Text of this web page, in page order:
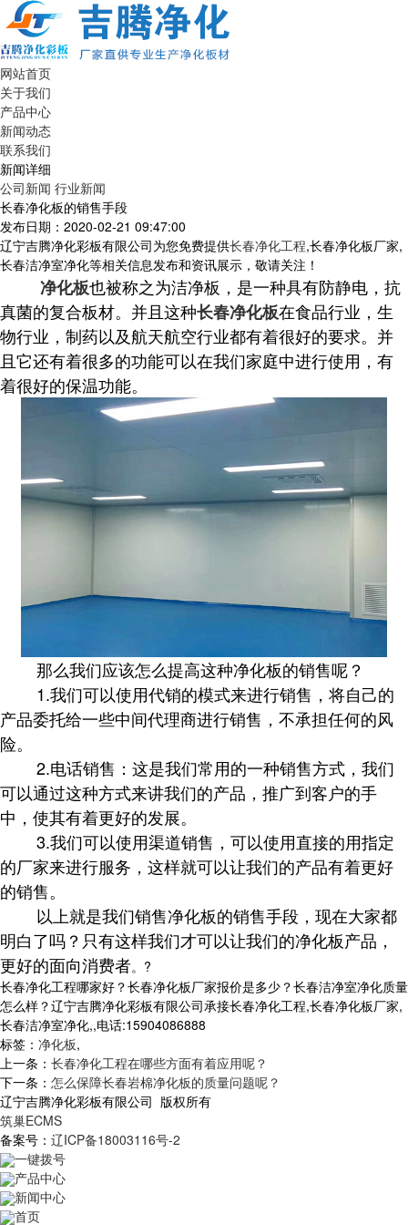
网站首页
关于我们
产品中心
新闻动态
联系我们
新闻详细
公司新闻 行业新闻
长春净化板的销售手段
发布日期：2020-02-21 09:47:00
辽宁吉腾净化彩板有限公司为您免费提供长春净化工程,长春净化板厂家,
长春洁净室净化等相关信息发布和资讯展示，敬请关注！
净化板也被称之为洁净板，是一种具有防静电，抗
真菌的复合板材。并且这种长春净化板在食品行业，生
物行业，制药以及航天航空行业都有着很好的要求。并
且它还有着很多的功能可以在我们家庭中进行使用，有
着很好的保温功能。
那么我们应该怎么提高这种净化板的销售呢？
1.我们可以使用代销的模式来进行销售，将自己的
产品委托给一些中间代理商进行销售，不承担任何的风
险。
2.电话销售：这是我们常用的一种销售方式，我们
可以通过这种方式来讲我们的产品，推广到客户的手
中，使其有着更好的发展。
3.我们可以使用渠道销售，可以使用直接的用指定
的厂家来进行服务，这样就可以让我们的产品有着更好
的销售。
以上就是我们销售净化板的销售手段，现在大家都
明白了吗？只有这样我们才可以让我们的净化板产品，
更好的面向消费者。 ?
长春净化工程哪家好？长春净化板厂家报价是多少？长春洁净室净化质量
怎么样？辽宁吉腾净化彩板有限公司承接长春净化工程,长春净化板厂家,
长春洁净室净化,,电话:15904086888
标签： 净化板,
上一条： 长春净化工程在哪些方面有着应用呢？
下一条： 怎么保障长春岩棉净化板的质量问题呢？
辽宁吉腾净化彩板有限公司 版权所有
筑巢ECMS
备案号： 辽ICP备18003116号-2
一键拨号
产品中心
新闻中心
首页